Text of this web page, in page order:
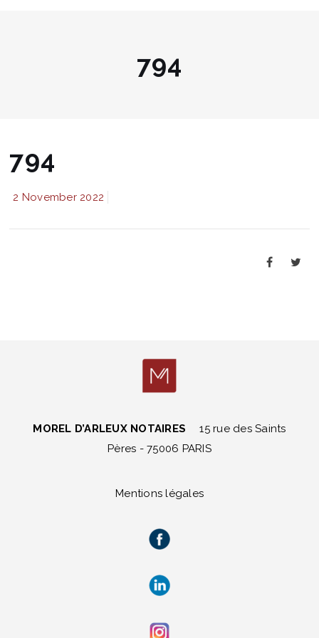
794
794
2 November 2022
MOREL D’ARLEUX NOTAIRES
15 rue des Saints
Pères - 75006 PARIS
Mentions légales